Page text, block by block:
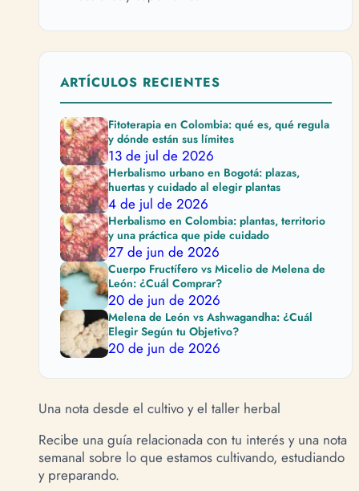
ARTÍCULOS RECIENTES
Fitoterapia en Colombia: qué es, qué regula
y dónde están sus límites
13 de jul de 2026
Herbalismo urbano en Bogotá: plazas,
huertas y cuidado al elegir plantas
4 de jul de 2026
Herbalismo en Colombia: plantas, territorio
y una práctica que pide cuidado
27 de jun de 2026
Cuerpo Fructífero vs Micelio de Melena de
León: ¿Cuál Comprar?
20 de jun de 2026
Melena de León vs Ashwagandha: ¿Cuál
Elegir Según tu Objetivo?
20 de jun de 2026
Una nota desde el cultivo y el taller herbal
Recibe una guía relacionada con tu interés y una nota
semanal sobre lo que estamos cultivando, estudiando
y preparando.